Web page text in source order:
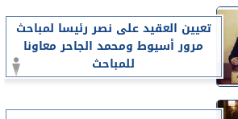
تعيين العقيد على نصر رئيسا لمباحث
مرور أسيوط ومحمد الجاحر معاونا
للمباحث